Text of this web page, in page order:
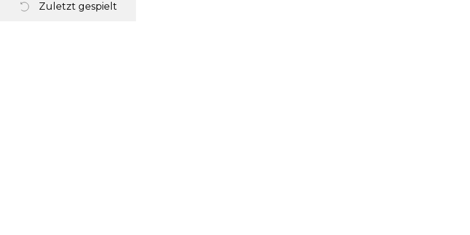
Zuletzt gespielt